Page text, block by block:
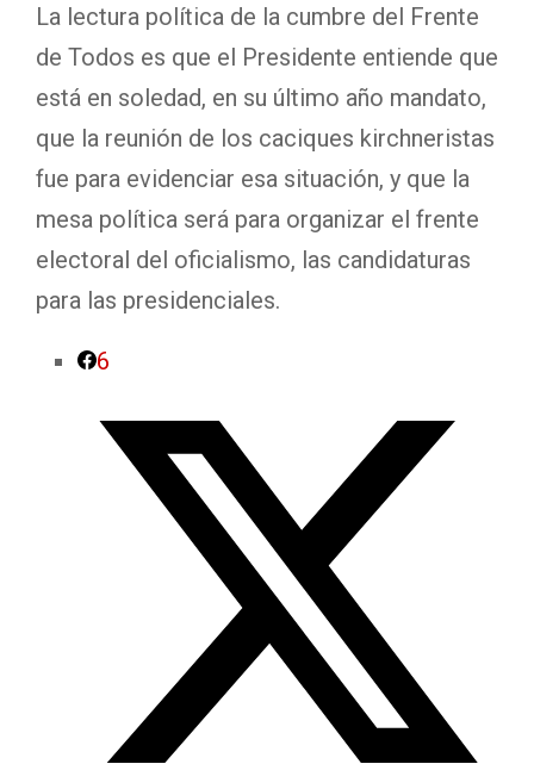
La lectura política de la cumbre del Frente
de Todos es que el Presidente entiende que
está en soledad, en su último año mandato,
que la reunión de los caciques kirchneristas
fue para evidenciar esa situación, y que la
mesa política será para organizar el frente
electoral del oficialismo, las candidaturas
para las presidenciales.
6